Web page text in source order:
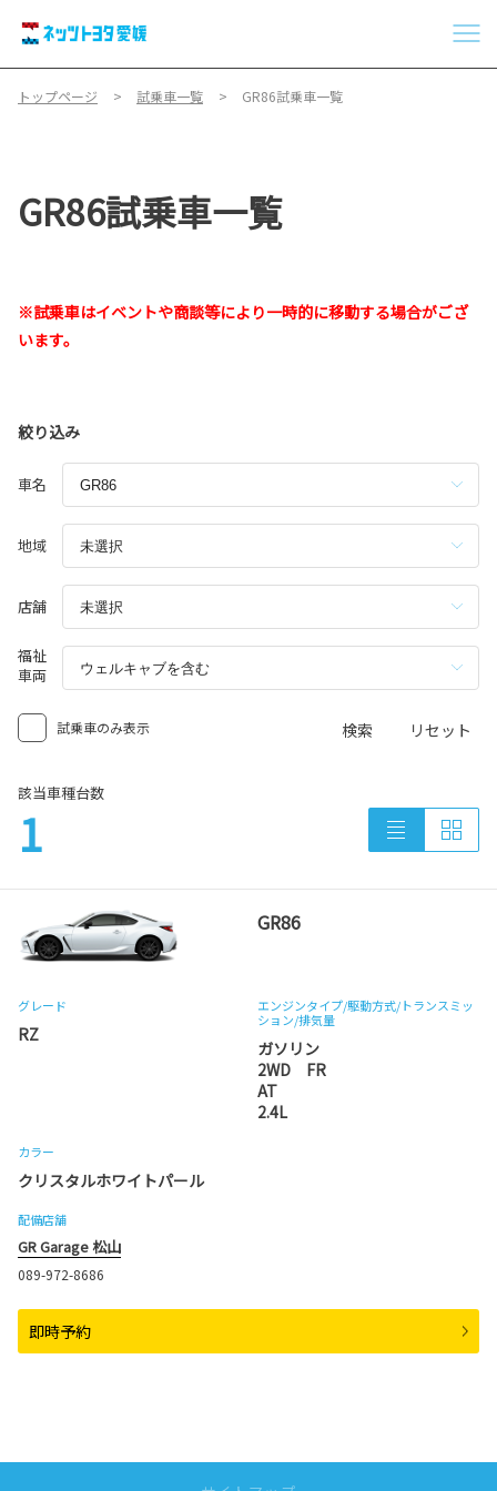
トップページ 試乗車一覧 GR86試乗車一覧
GR86試乗車一覧
※試乗車はイベントや商談等により一時的に移動する場合がござ
います。
絞り込み
車名
地域
店舗
福祉
車両
試乗車のみ表示 検索 リセット
該当車種台数
1
GR86
グレード
RZ
エンジンタイプ/駆動方式/トランスミッ
ション/排気量
ガソリン
2WD FR
AT
2.4L
カラー
クリスタルホワイトパール
配備店舗
GR Garage 松山
089-972-8686
即時予約